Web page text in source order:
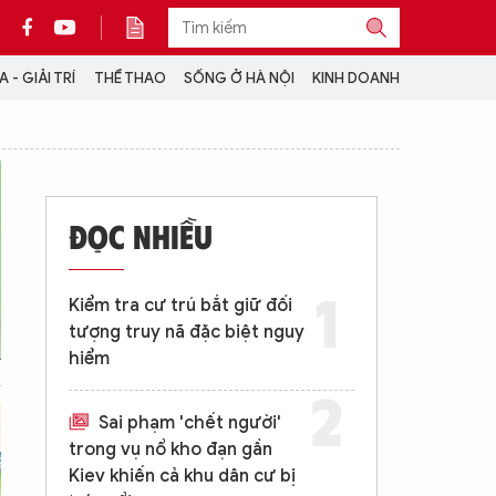
- GIẢI TRÍ THỂ THAO SỐNG Ở HÀ NỘI KINH DOANH
CỘNG TÁC VỚI ANTĐ
TRA CỨU XE
HOTLINE: 032 9907 579
ĐỌC NHIỀU
Kiểm tra cư trú bắt giữ đối
tượng truy nã đặc biệt nguy
hiểm
Sai phạm 'chết người'
trong vụ nổ kho đạn gần
Kiev khiến cả khu dân cư bị